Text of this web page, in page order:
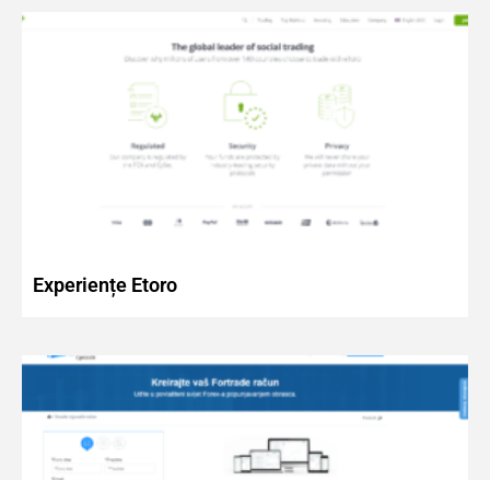
Experiențe Etoro